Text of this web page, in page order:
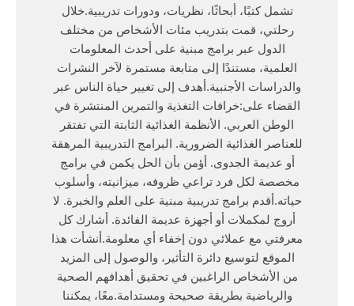
تشمل كتبًا، أبحاثًا، نظريات، ودورات تدريبية.خلال
رحلتي، قمت بتدريب مئات الأشخاص من مختلف
الدول عبر برامج مبنية على أحدث المعلومات
العلمية، مستندًا إلى متابعة مستمرة لآخر النشرات
والدراسات الأجنبية.أهدف إلى تغيير حياة الناس عبر
القضاء على:خرافات التغذية والتمرين المنتشرة في
الوطن العربي. الأنظمة الغذائية الثابتة التي تفتقر
للعناصر الغذائية الضرورية. البرامج التدريبية المرهقة
أو عديمة الجدوى. أؤمن بأن الحل يكمن في برامج
مخصصة لكل فرد تراعي ظروفه، ميزانيته، وأسلوب
حياته.أقدم برامج تدريبية مبنية على العلم والخبرة. لا
أروج لمكملات أو أجهزة عديمة الفائدة. أشارك كل
معرفتي مع عملائي دون إخفاء أي معلومة.أنشأت هذا
الموقع لتوسيع دائرة التأثير، والوصول إلى المزيد
من الأشخاص الراغبين في تحقيق أهدافهم الصحية
والرياضية بطريقة صحيحة ومستدامة.معًا، يمكننا